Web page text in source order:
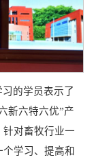
的学员表示了
新六特六优”产
对畜牧行业一
学习、提高和